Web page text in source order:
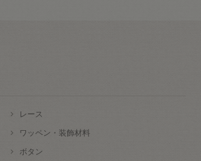
レース
ワッペン・装飾材料
ボタン